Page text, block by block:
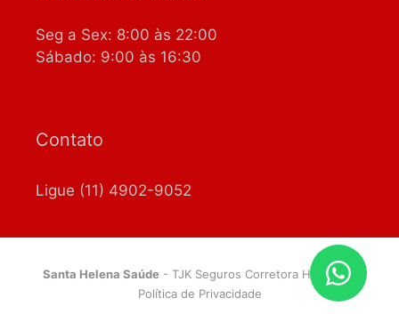
Seg a Sex: 8:00 às 22:00
Sábado: 9:00 às 16:30
Contato
Ligue (11) 4902-9052
Santa Helena Saúde - TJK Seguros Corretora Habilitada
Política de Privacidade